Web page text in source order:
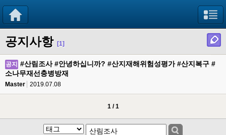
공지사항 [1]
공지
#산림조사 #안녕하십니까? #산지재해위험성평가 #산지복구 #
소나무재선충병방재
Master 2019.07.08
1 / 1